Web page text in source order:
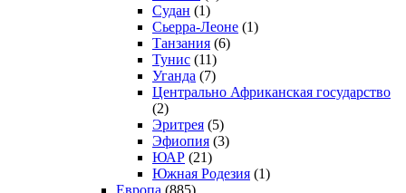
Судан (1)
Сьерра-Леоне (1)
Танзания (6)
Тунис (11)
Уганда (7)
Центрально Африканская государство
(2)
Эритрея (5)
Эфиопия (3)
ЮАР (21)
Южная Родезия (1)
Европа (885)